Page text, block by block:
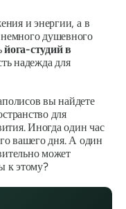
и энергии, а в
душевного
йога-студий в
надежда для
вы найдете
для
Иногда один час
вашего дня. А один
может
к этому?